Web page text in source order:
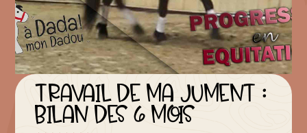
TRAVAIL DE MA JUMENT :
BILAN DES 6 MOIS